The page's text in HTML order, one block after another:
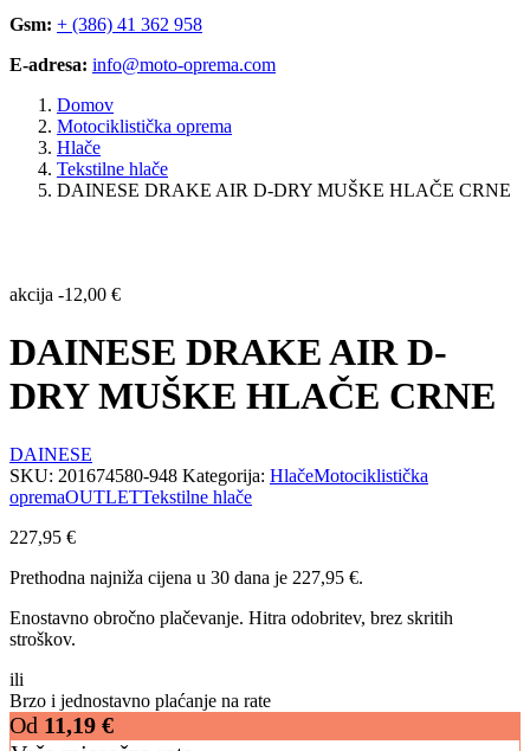
Gsm: + (386) 41 362 958
E-adresa: info@moto-oprema.com
Domov
Motociklistička oprema
Hlače
Tekstilne hlače
DAINESE DRAKE AIR D-DRY MUŠKE HLAČE CRNE
akcija -12,00 €
DAINESE DRAKE AIR D-
DRY MUŠKE HLAČE CRNE
DAINESE
SKU: 201674580-948 Kategorija: HlačeMotociklistička
opremaOUTLETTekstilne hlače
227,95 €
Prethodna najniža cijena u 30 dana je 227,95 €.
Enostavno obročno plačevanje. Hitra odobritev, brez skritih
stroškov.
ili
Brzo i jednostavno plaćanje na rate
Od 11,19 €